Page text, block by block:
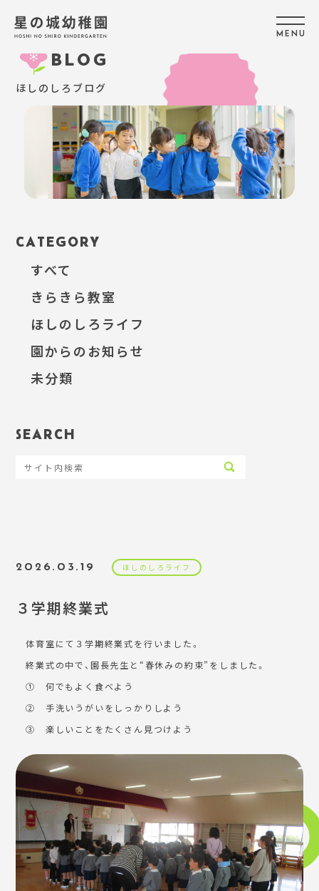
M E N U
BLOG
ほしのしろブログ
CATEGORY
すべて
きらきら教室
ほしのしろライフ
園からのお知らせ
未分類
SEARCH
2026.03.19 ほしのしろライフ
３学期終業式
体育室にて３学期終業式を行いました。
終業式の中で、園長先生と“春休みの約束”をしました。
① 何でもよく食べよう
② 手洗いうがいをしっかりしよう
③ 楽しいことをたくさん見つけよう